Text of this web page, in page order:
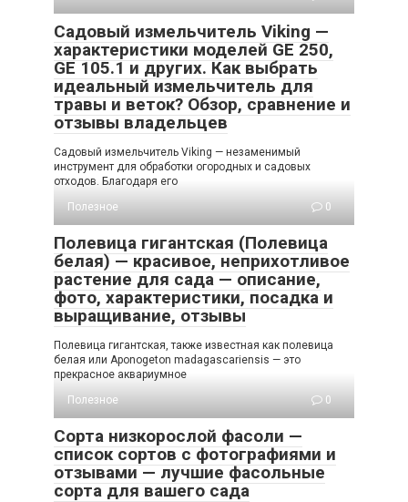
Садовый измельчитель Viking —
характеристики моделей GE 250,
GE 105.1 и других. Как выбрать
идеальный измельчитель для
травы и веток? Обзор, сравнение и
отзывы владельцев
Садовый измельчитель Viking — незаменимый
инструмент для обработки огородных и садовых
отходов. Благодаря его
Полезное
0
Полевица гигантская (Полевица
белая) — красивое, неприхотливое
растение для сада — описание,
фото, характеристики, посадка и
выращивание, отзывы
Полевица гигантская, также известная как полевица
белая или Aponogeton madagascariensis — это
прекрасное аквариумное
Полезное
0
Сорта низкорослой фасоли —
список сортов с фотографиями и
отзывами — лучшие фасольные
сорта для вашего сада